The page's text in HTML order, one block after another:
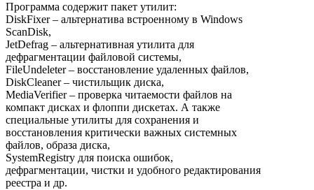
Программа содержит пакет утилит:
DiskFixer – альтернатива встроенному в Windows
ScanDisk,
JetDefrag – альтернативная утилита для
дефрагментации файловой системы,
FileUndeleter – восстановление удаленных файлов,
DiskCleaner – чистильщик диска,
MediaVerifier – проверка читаемости файлов на
компакт дисках и флоппи дискетах. А также
специальные утилиты для сохранения и
восстановления критически важных системных
файлов, образа диска,
SystemRegistry для поиска ошибок,
дефрагментации, чистки и удобного редактирования
реестра и др.